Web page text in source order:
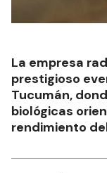
La empresa
prestigioso
Tucumán,
biológicas
rendimiento